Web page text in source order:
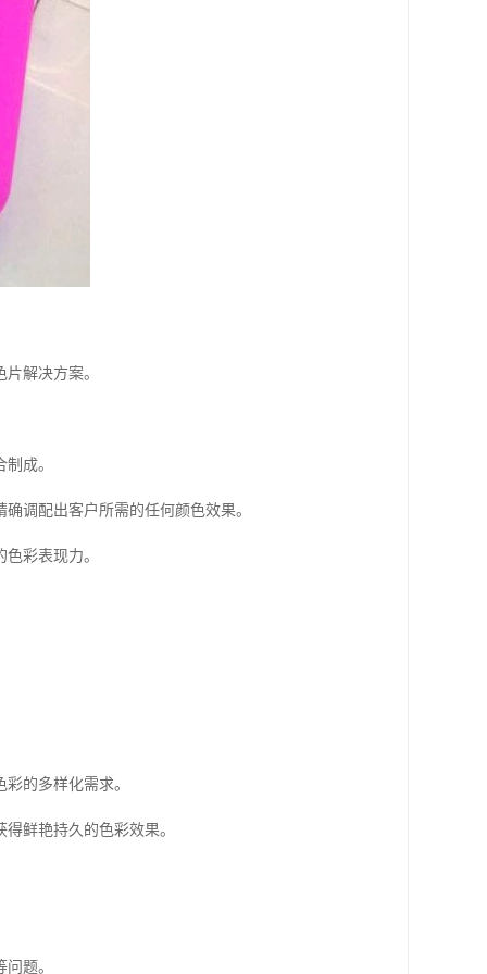
解决方案。
成。
调配出客户所需的任何颜色效果。
彩表现力。
的多样化需求。
鲜艳持久的色彩效果。
题。